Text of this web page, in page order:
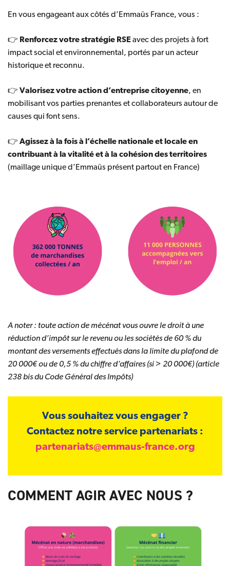
En vous engageant aux côtés d’Emmaüs France, vous :
👉 Renforcez votre stratégie RSEavec des projets à fort
impact social et environnemental, portés par un acteur
historique et reconnu.
👉 Valorisez votre action d’entreprise citoyenne, en
mobilisant vos parties prenantes et collaborateurs autour de
causes qui font sens.
👉 Agissez à la fois à l’échelle nationale et locale en
contribuant à la vitalité et à la cohésion des territoires
(maillage unique d’Emmaüs présent partout en France)
A noter : toute action de mécénat vous ouvre le droit à une
réduction d’impôt sur le revenu ou les sociétés de 60 % du
montant des versements effectués dans la limite du plafond de
20 000€ ou de 0,5 % du chiffre d’affaires (si > 20 000€) (article
238 bis du Code Général des Impôts)
Vous souhaitez vous engager ?
Contactez notre service partenariats :
partenariats@emmaus-france.org
COMMENT AGIR AVEC NOUS ?